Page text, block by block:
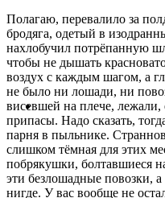
Полагаю, перевалило за
бродяга, одетый в
нахлобучил потрёпанную
чтобы не дышать
воздух с каждым шагом, а
не было ни лошади, ни
висевшей на плече,
припасы. Надо сказать,
парня в пыльнике.
слишком тёмная для этих
побрякушки, болтавшиеся
эти безлошадные повозки,
нигде. У вас вообще не